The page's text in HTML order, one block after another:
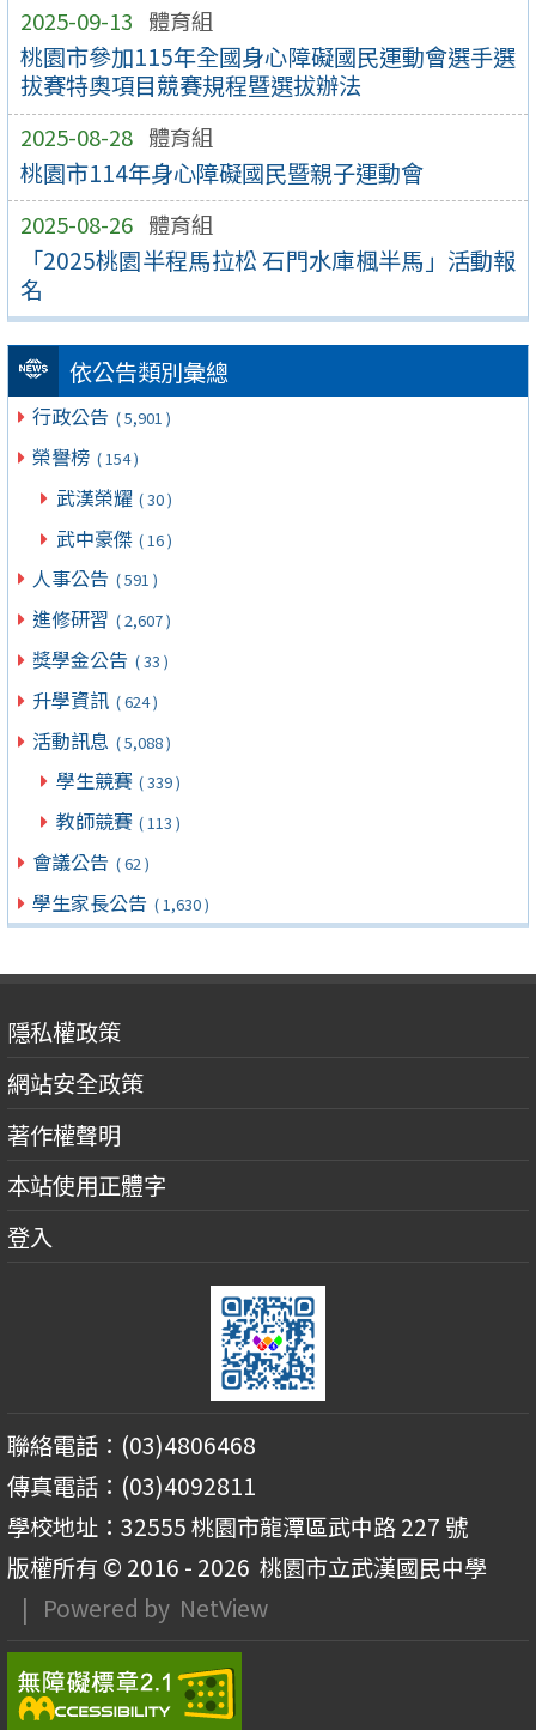
2025-09-13 體育組
桃園市參加115年全國身心障礙國民運動會選手選
拔賽特奧項目競賽規程暨選拔辦法
2025-08-28 體育組
桃園市114年身心障礙國民暨親子運動會
2025-08-26 體育組
「2025桃園半程馬拉松 石門水庫楓半馬」活動報
名
依公告類別彙總
行政公告 ( 5,901 )
榮譽榜 ( 154 )
武漢榮耀 ( 30 )
武中豪傑 ( 16 )
人事公告 ( 591 )
進修研習 ( 2,607 )
獎學金公告 ( 33 )
升學資訊 ( 624 )
活動訊息 ( 5,088 )
學生競賽 ( 339 )
教師競賽 ( 113 )
會議公告 ( 62 )
學生家長公告 ( 1,630 )
隱私權政策
網站安全政策
著作權聲明
本站使用正體字
登入
聯絡電話：(03)4806468
傳真電話：(03)4092811
學校地址：32555 桃園市龍潭區武中路 227 號
版權所有 © 2016 - 2026 桃園市立武漢國民中學
| Powered by NetView